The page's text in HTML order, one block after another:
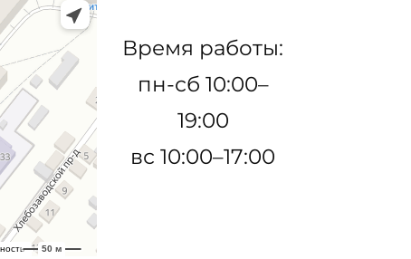
Время работы:
пн-сб 10:00–
19:00
вс 10:00–17:00